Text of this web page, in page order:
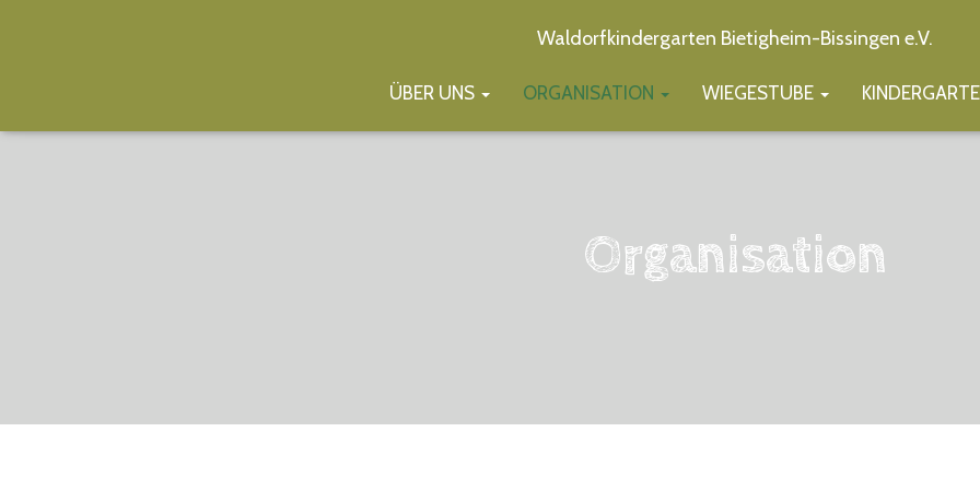
Waldorfkindergarten Bietigheim-Bissingen e.V.
ÜBER UNS ORGANISATION WIEGESTUBE
Organisation